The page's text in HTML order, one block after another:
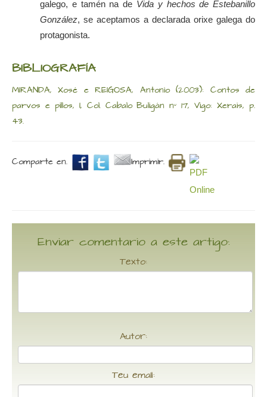
galego, e tamén na de Vida y hechos de Estebanillo
González, se aceptamos a declarada orixe galega do
protagonista.
BIBLIOGRAFÍA
MIRANDA, Xosé e REIGOSA, Antonio (2003): Contos de
parvos e pillos, I, Col. Cabalo Buligán nº 17, Vigo: Xerais, p.
43.
Comparte en. Imprimir.
Enviar comentario a este artigo:
Texto:
Autor:
Teu email: